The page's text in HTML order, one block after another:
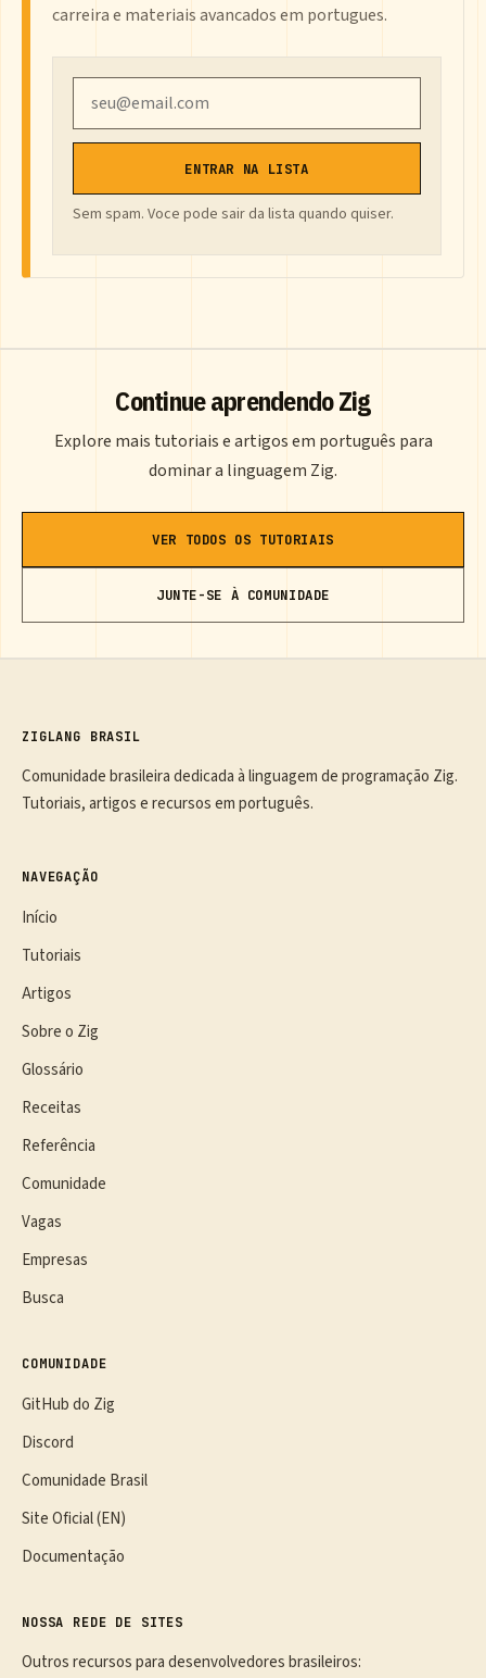
carreira e materiais avancados em portugues.
ENTRAR NA LISTA
Sem spam. Voce pode sair da lista quando quiser.
Continue aprendendo Zig
Explore mais tutoriais e artigos em português para
dominar a linguagem Zig.
VER TODOS OS TUTORIAIS
JUNTE-SE À COMUNIDADE
ZIGLANG BRASIL
Comunidade brasileira dedicada à linguagem de programação Zig.
Tutoriais, artigos e recursos em português.
NAVEGAÇÃO
Início
Tutoriais
Artigos
Sobre o Zig
Glossário
Receitas
Referência
Comunidade
Vagas
Empresas
Busca
COMUNIDADE
GitHub do Zig
Discord
Comunidade Brasil
Site Oficial (EN)
Documentação
NOSSA REDE DE SITES
Outros recursos para desenvolvedores brasileiros: